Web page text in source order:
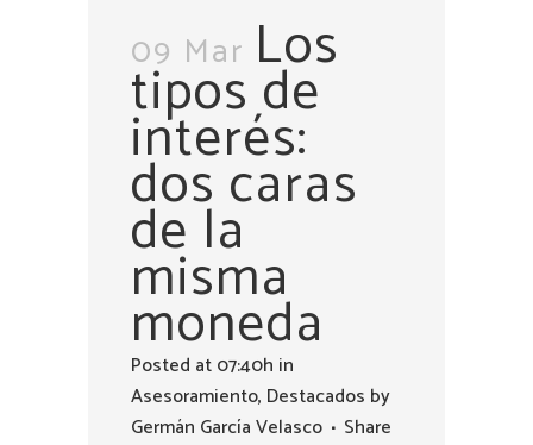
09 Mar Los
tipos de
interés:
dos caras
de la
misma
moneda
Posted at 07:40h in
Asesoramiento, Destacados by
Germán García Velasco
Share